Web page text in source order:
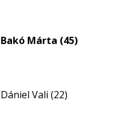
Bakó Márta (45)
Dániel Vali (22)